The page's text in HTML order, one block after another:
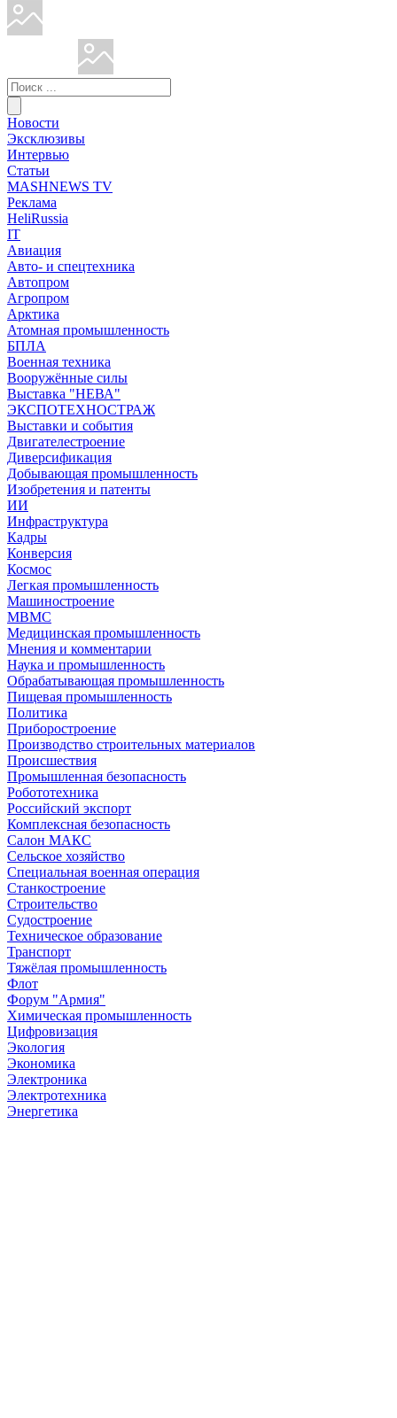
Новости
Эксклюзивы
Интервью
Статьи
MASHNEWS TV
Реклама
HeliRussia
IT
Авиация
Авто- и спецтехника
Автопром
Агропром
Арктика
Атомная промышленность
БПЛА
Военная техника
Вооружённые силы
Выставка "НЕВА"
ЭКСПОТЕХНОСТРАЖ
Выставки и события
Двигателестроение
Диверсификация
Добывающая промышленность
Изобретения и патенты
ИИ
Инфраструктура
Кадры
Конверсия
Космос
Легкая промышленность
Машиностроение
МВМС
Медицинская промышленность
Мнения и комментарии
Наука и промышленность
Обрабатывающая промышленность
Пищевая промышленность
Политика
Приборостроение
Производство строительных материалов
Происшествия
Промышленная безопасность
Робототехника
Российский экспорт
Комплексная безопасность
Салон МАКС
Сельское хозяйство
Специальная военная операция
Станкостроение
Строительство
Судостроение
Техническое образование
Транспорт
Тяжёлая промышленность
Флот
Форум "Армия"
Химическая промышленность
Цифровизация
Экология
Экономика
Электроника
Электротехника
Энергетика